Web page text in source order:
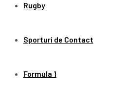
Rugby
Sporturi de Contact
Formula 1